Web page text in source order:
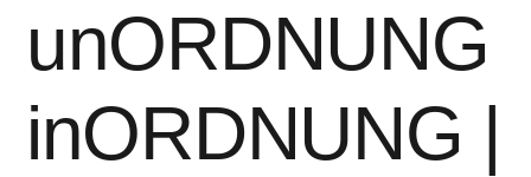
unORDNUNG
inORDNUNG |